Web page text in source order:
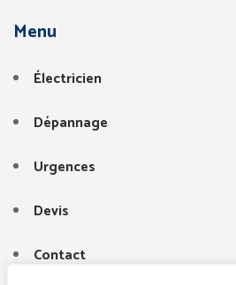
Menu
Électricien
Dépannage
Urgences
Devis
Contact